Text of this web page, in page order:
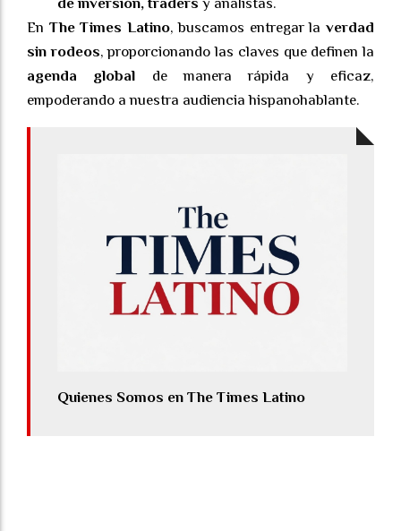
En The Times Latino, buscamos entregar laverdad
sin rodeos, proporcionando las claves que definen la
agenda global de manera rápida y eficaz,
empoderando a nuestra audiencia hispanohablante.
Quienes Somos en The Times Latino